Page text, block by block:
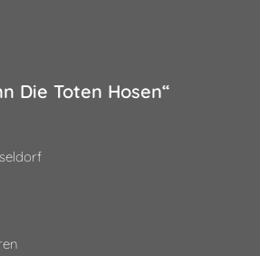
Die Toten Hosen“